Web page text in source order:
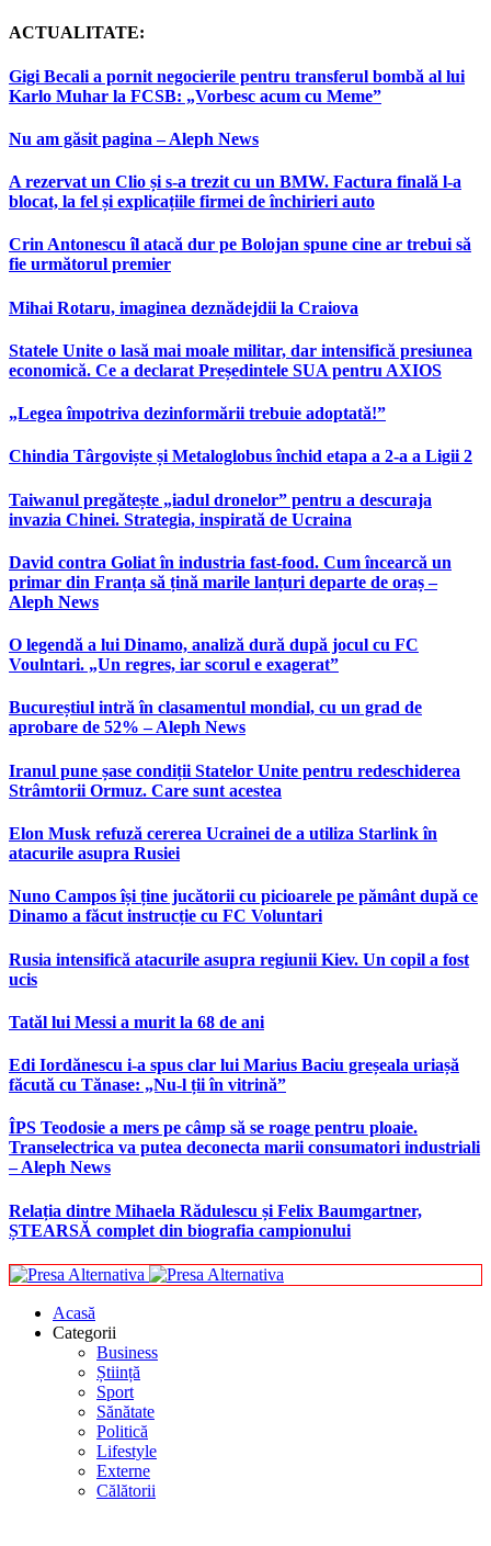
ACTUALITATE:
Gigi Becali a pornit negocierile pentru transferul bombă al lui
Karlo Muhar la FCSB: „Vorbesc acum cu Meme”
Nu am găsit pagina – Aleph News
A rezervat un Clio și s-a trezit cu un BMW. Factura finală l-a
blocat, la fel și explicațiile firmei de închirieri auto
Crin Antonescu îl atacă dur pe Bolojan spune cine ar trebui să
fie următorul premier
Mihai Rotaru, imaginea deznădejdii la Craiova
Statele Unite o lasă mai moale militar, dar intensifică presiunea
economică. Ce a declarat Președintele SUA pentru AXIOS
„Legea împotriva dezinformării trebuie adoptată!”
Chindia Târgoviște și Metaloglobus închid etapa a 2-a a Ligii 2
Taiwanul pregătește „iadul dronelor” pentru a descuraja
invazia Chinei. Strategia, inspirată de Ucraina
David contra Goliat în industria fast-food. Cum încearcă un
primar din Franța să țină marile lanțuri departe de oraș –
Aleph News
O legendă a lui Dinamo, analiză dură după jocul cu FC
Voulntari. „Un regres, iar scorul e exagerat”
Bucureștiul intră în clasamentul mondial, cu un grad de
aprobare de 52% – Aleph News
Iranul pune șase condiții Statelor Unite pentru redeschiderea
Strâmtorii Ormuz. Care sunt acestea
Elon Musk refuză cererea Ucrainei de a utiliza Starlink în
atacurile asupra Rusiei
Nuno Campos își ține jucătorii cu picioarele pe pământ după ce
Dinamo a făcut instrucție cu FC Voluntari
Rusia intensifică atacurile asupra regiunii Kiev. Un copil a fost
ucis
Tatăl lui Messi a murit la 68 de ani
Edi Iordănescu i-a spus clar lui Marius Baciu greșeala uriașă
făcută cu Tănase: „Nu-l ții în vitrină”
ÎPS Teodosie a mers pe câmp să se roage pentru ploaie.
Transelectrica va putea deconecta marii consumatori industriali
– Aleph News
Relația dintre Mihaela Rădulescu și Felix Baumgartner,
ȘTEARSĂ complet din biografia campionului
Acasă
Categorii
Business
Știință
Sport
Sănătate
Politică
Lifestyle
Externe
Călătorii